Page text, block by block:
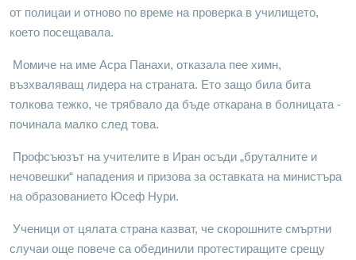
от полицаи и отново по време на проверка в училището,
което посещавала.
Момиче на име Асра Панахи, отказала пее химн,
възхваляващ лидера на страната. Ето защо била бита
толкова тежко, че трябвало да бъде откарана в болницата -
починала малко след това.
Профсъюзът на учителите в Иран осъди „бруталните и
нечовешки“ нападения и призова за оставката на министъра
на образованието Юсеф Нури.
Ученици от цялата страна казват, че скорошните смъртни
случаи още повече са обединили протестиращите срещу